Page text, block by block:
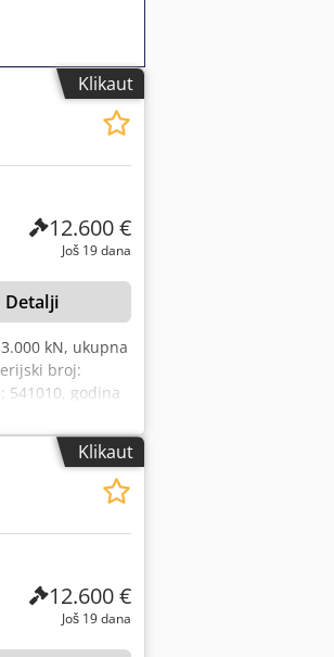
Klikaut
12.600 €
Još 19 dana
Detalji
kN, ukupna
broj:
541010, godina
WESTOFEN
prazna
Afpof
Klikaut
12.600 €
Još 19 dana